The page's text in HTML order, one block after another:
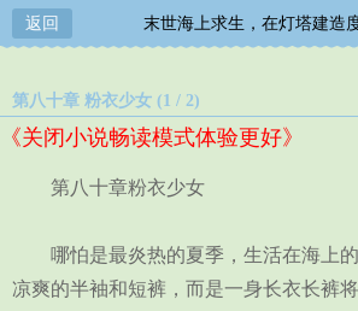
返回 末世海上求生，在灯塔建造
第八十章 粉衣少女 (1 / 2)
《关闭小说畅读模式体验更好》
第八十章粉衣少女
哪怕是最炎热的夏季，生活在海上的
凉爽的半袖和短裤，而是一身长衣长裤